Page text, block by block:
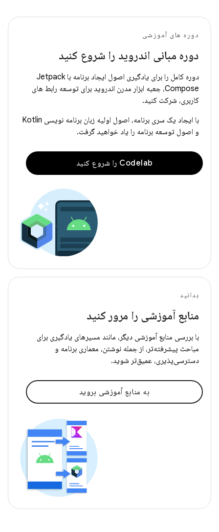
دوره های آموزشی
دوره مبانی اندروید را شروع کنید
دوره کامل را برای یادگیری اصول ایجاد برنامه با Jetpack
Compose، جعبه ابزار مدرن اندروید برای توسعه رابط های
کاربری، شرکت کنید.
با ایجاد یک سری برنامه، اصول اولیه زبان برنامه نویسی Kotlin
و اصول توسعه برنامه را یاد خواهید گرفت.
Codelab را شروع کنید
بدانید
منابع آموزشی را مرور کنید
با بررسی منابع آموزشی دیگر، مانند مسیرهای یادگیری برای
مباحث پیشرفته‌تر، از جمله نوشتن، معماری برنامه و
دسترسی‌پذیری، عمیق‌تر شوید.
به منابع آموزشی بروید